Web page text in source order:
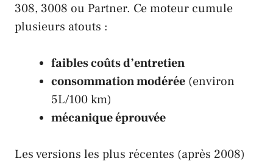
308, 3008 ou Partner. Ce moteur cumule
plusieurs atouts :
faibles coûts d’entretien
consommation modérée (environ
5L/100 km)
mécanique éprouvée
Les versions les plus récentes (après 2008)